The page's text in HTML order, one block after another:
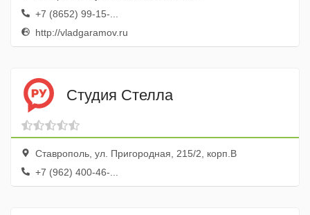
+7 (8652) 99-15-...
http://vladgaramov.ru
Студия Стелла
Ставрополь, ул. Пригородная, 215/2, корп.В
+7 (962) 400-46-...